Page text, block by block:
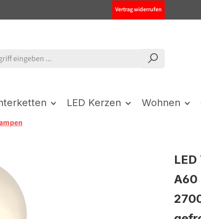
Vertrag widerrufen
LED Kerzen Wohnen
A60